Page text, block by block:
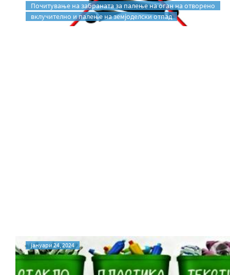
Почитување на забраната за палење на оган на отворено
вклучително и палење на земјоделски отпад
јануари 24, 2024